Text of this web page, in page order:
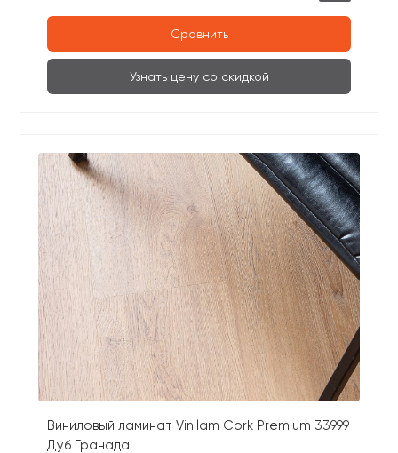
Сравнить
Узнать цену со скидкой
Виниловый ламинат Vinilam Cork Premium 33999
Дуб Гранада